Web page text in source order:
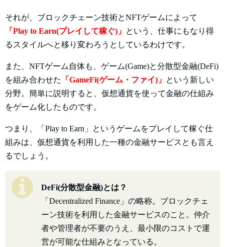
それが、ブロックチェーン技術とNFTゲームによって
「Play to Earn(プレイして稼ぐ)」 という、仕事にもなり得
るスタイルへと移り変わろうとしているわけです。
また、NFTゲーム自体も、ゲーム(Game)と分散型金融(DeFi)
を組み合わせた
「GameFi(ゲーム・ファイ)」 という新しい
分野。簡単に説明すると、仮想通貨を使って金融の仕組み
をゲーム化したものです。
つまり、「Play to Earn」というゲームをプレイして稼ぐ仕
組みは、仮想通貨を利用した一種の金融サービスとも言え
るでしょう。
DeFi(分散型金融)とは？
「Decentralized Finance」の略称。ブロックチェ
ーン技術を利用した金融サービスのこと。仲介
者や管理者が不要のうえ、最小限のコストで運
営が可能な仕組みとなっている。